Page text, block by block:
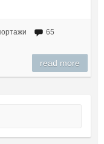
65
read more